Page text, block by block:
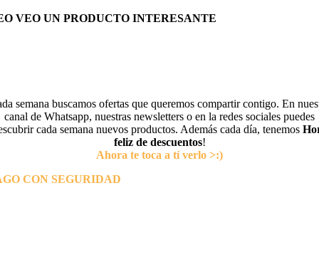
VEO UN PRODUCTO INTERESANTE
semana buscamos ofertas que queremos compartir contigo. En
canal de Whatsapp, nuestras newsletters o en la redes sociales puedes
cada semana nuevos productos. Además cada día, tenemos
feliz de descuentos!
Ahora te toca a tí verlo >:)
CON SEGURIDAD